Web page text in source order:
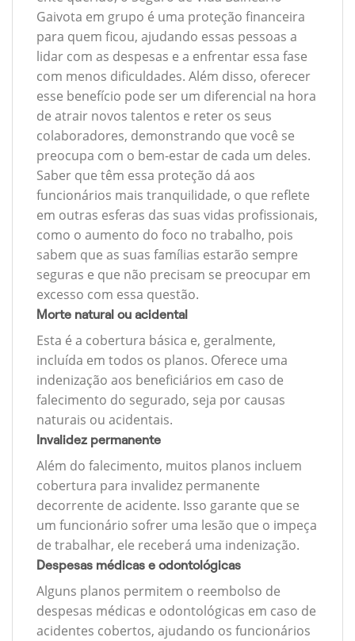
Gaivota em grupo é uma proteção financeira
para quem ficou, ajudando essas pessoas a
lidar com as despesas e a enfrentar essa fase
com menos dificuldades. Além disso, oferecer
esse benefício pode ser um diferencial na hora
de atrair novos talentos e reter os seus
colaboradores, demonstrando que você se
preocupa com o bem-estar de cada um deles.
Saber que têm essa proteção dá aos
funcionários mais tranquilidade, o que reflete
em outras esferas das suas vidas profissionais,
como o aumento do foco no trabalho, pois
sabem que as suas famílias estarão sempre
seguras e que não precisam se preocupar em
excesso com essa questão.
Morte natural ou acidental
Esta é a cobertura básica e, geralmente,
incluída em todos os planos. Oferece uma
indenização aos beneficiários em caso de
falecimento do segurado, seja por causas
naturais ou acidentais.
Invalidez permanente
Além do falecimento, muitos planos incluem
cobertura para invalidez permanente
decorrente de acidente. Isso garante que se
um funcionário sofrer uma lesão que o impeça
de trabalhar, ele receberá uma indenização.
Despesas médicas e odontológicas
Alguns planos permitem o reembolso de
despesas médicas e odontológicas em caso de
acidentes cobertos, ajudando os funcionários